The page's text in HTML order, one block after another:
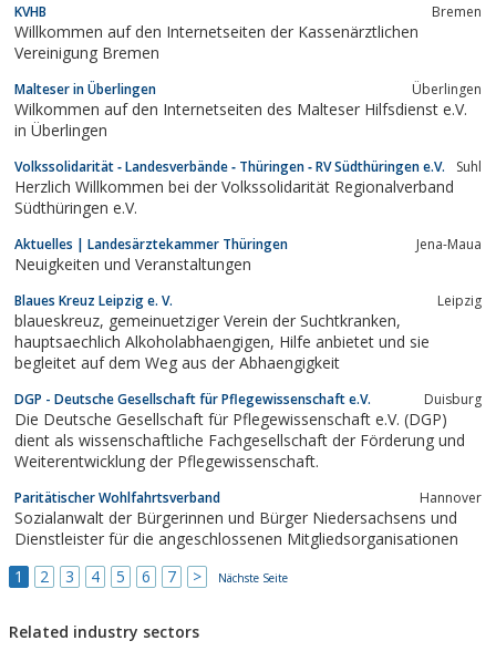
KVHB Bremen
Willkommen auf den Internetseiten der Kassenärztlichen
Vereinigung Bremen
Malteser in Überlingen Überlingen
Wilkommen auf den Internetseiten des Malteser Hilfsdienst e.V.
in Überlingen
Volkssolidarität ‐ Landesverbände ‐ Thüringen ‐ RV Südthüringen e.V. Suhl
Herzlich Willkommen bei der Volkssolidarität Regionalverband
Südthüringen e.V.
Aktuelles | Landesärztekammer Thüringen Jena-Maua
Neuigkeiten und Veranstaltungen
Blaues Kreuz Leipzig e. V. Leipzig
blaueskreuz, gemeinuetziger Verein der Suchtkranken,
hauptsaechlich Alkoholabhaengigen, Hilfe anbietet und sie
begleitet auf dem Weg aus der Abhaengigkeit
DGP - Deutsche Gesellschaft für Pflegewissenschaft e.V. Duisburg
Die Deutsche Gesellschaft für Pflegewissenschaft e.V. (DGP)
dient als wissenschaftliche Fachgesellschaft der Förderung und
Weiterentwicklung der Pflegewissenschaft.
Paritätischer Wohlfahrtsverband Hannover
Sozialanwalt der Bürgerinnen und Bürger Niedersachsens und
Dienstleister für die angeschlossenen Mitgliedsorganisationen
1
2 3 4 5 6 7 > Nächste Seite
Related industry sectors